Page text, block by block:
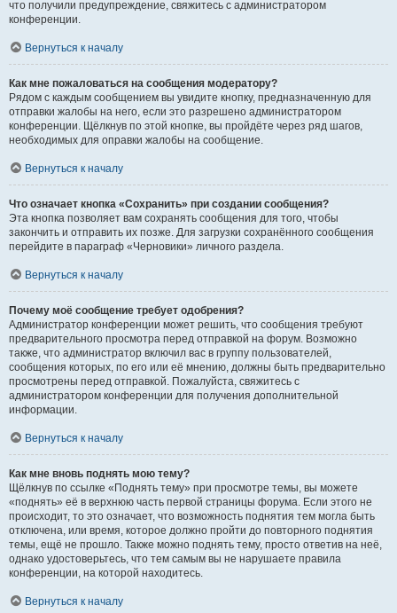
что получили предупреждение, свяжитесь с администратором
конференции.
Вернуться к началу
Как мне пожаловаться на сообщения модератору?
Рядом с каждым сообщением вы увидите кнопку, предназначенную для
отправки жалобы на него, если это разрешено администратором
конференции. Щёлкнув по этой кнопке, вы пройдёте через ряд шагов,
необходимых для оправки жалобы на сообщение.
Вернуться к началу
Что означает кнопка «Сохранить» при создании сообщения?
Эта кнопка позволяет вам сохранять сообщения для того, чтобы
закончить и отправить их позже. Для загрузки сохранённого сообщения
перейдите в параграф «Черновики» личного раздела.
Вернуться к началу
Почему моё сообщение требует одобрения?
Администратор конференции может решить, что сообщения требуют
предварительного просмотра перед отправкой на форум. Возможно
также, что администратор включил вас в группу пользователей,
сообщения которых, по его или её мнению, должны быть предварительно
просмотрены перед отправкой. Пожалуйста, свяжитесь с
администратором конференции для получения дополнительной
информации.
Вернуться к началу
Как мне вновь поднять мою тему?
Щёлкнув по ссылке «Поднять тему» при просмотре темы, вы можете
«поднять» её в верхнюю часть первой страницы форума. Если этого не
происходит, то это означает, что возможность поднятия тем могла быть
отключена, или время, которое должно пройти до повторного поднятия
темы, ещё не прошло. Также можно поднять тему, просто ответив на неё,
однако удостоверьтесь, что тем самым вы не нарушаете правила
конференции, на которой находитесь.
Вернуться к началу